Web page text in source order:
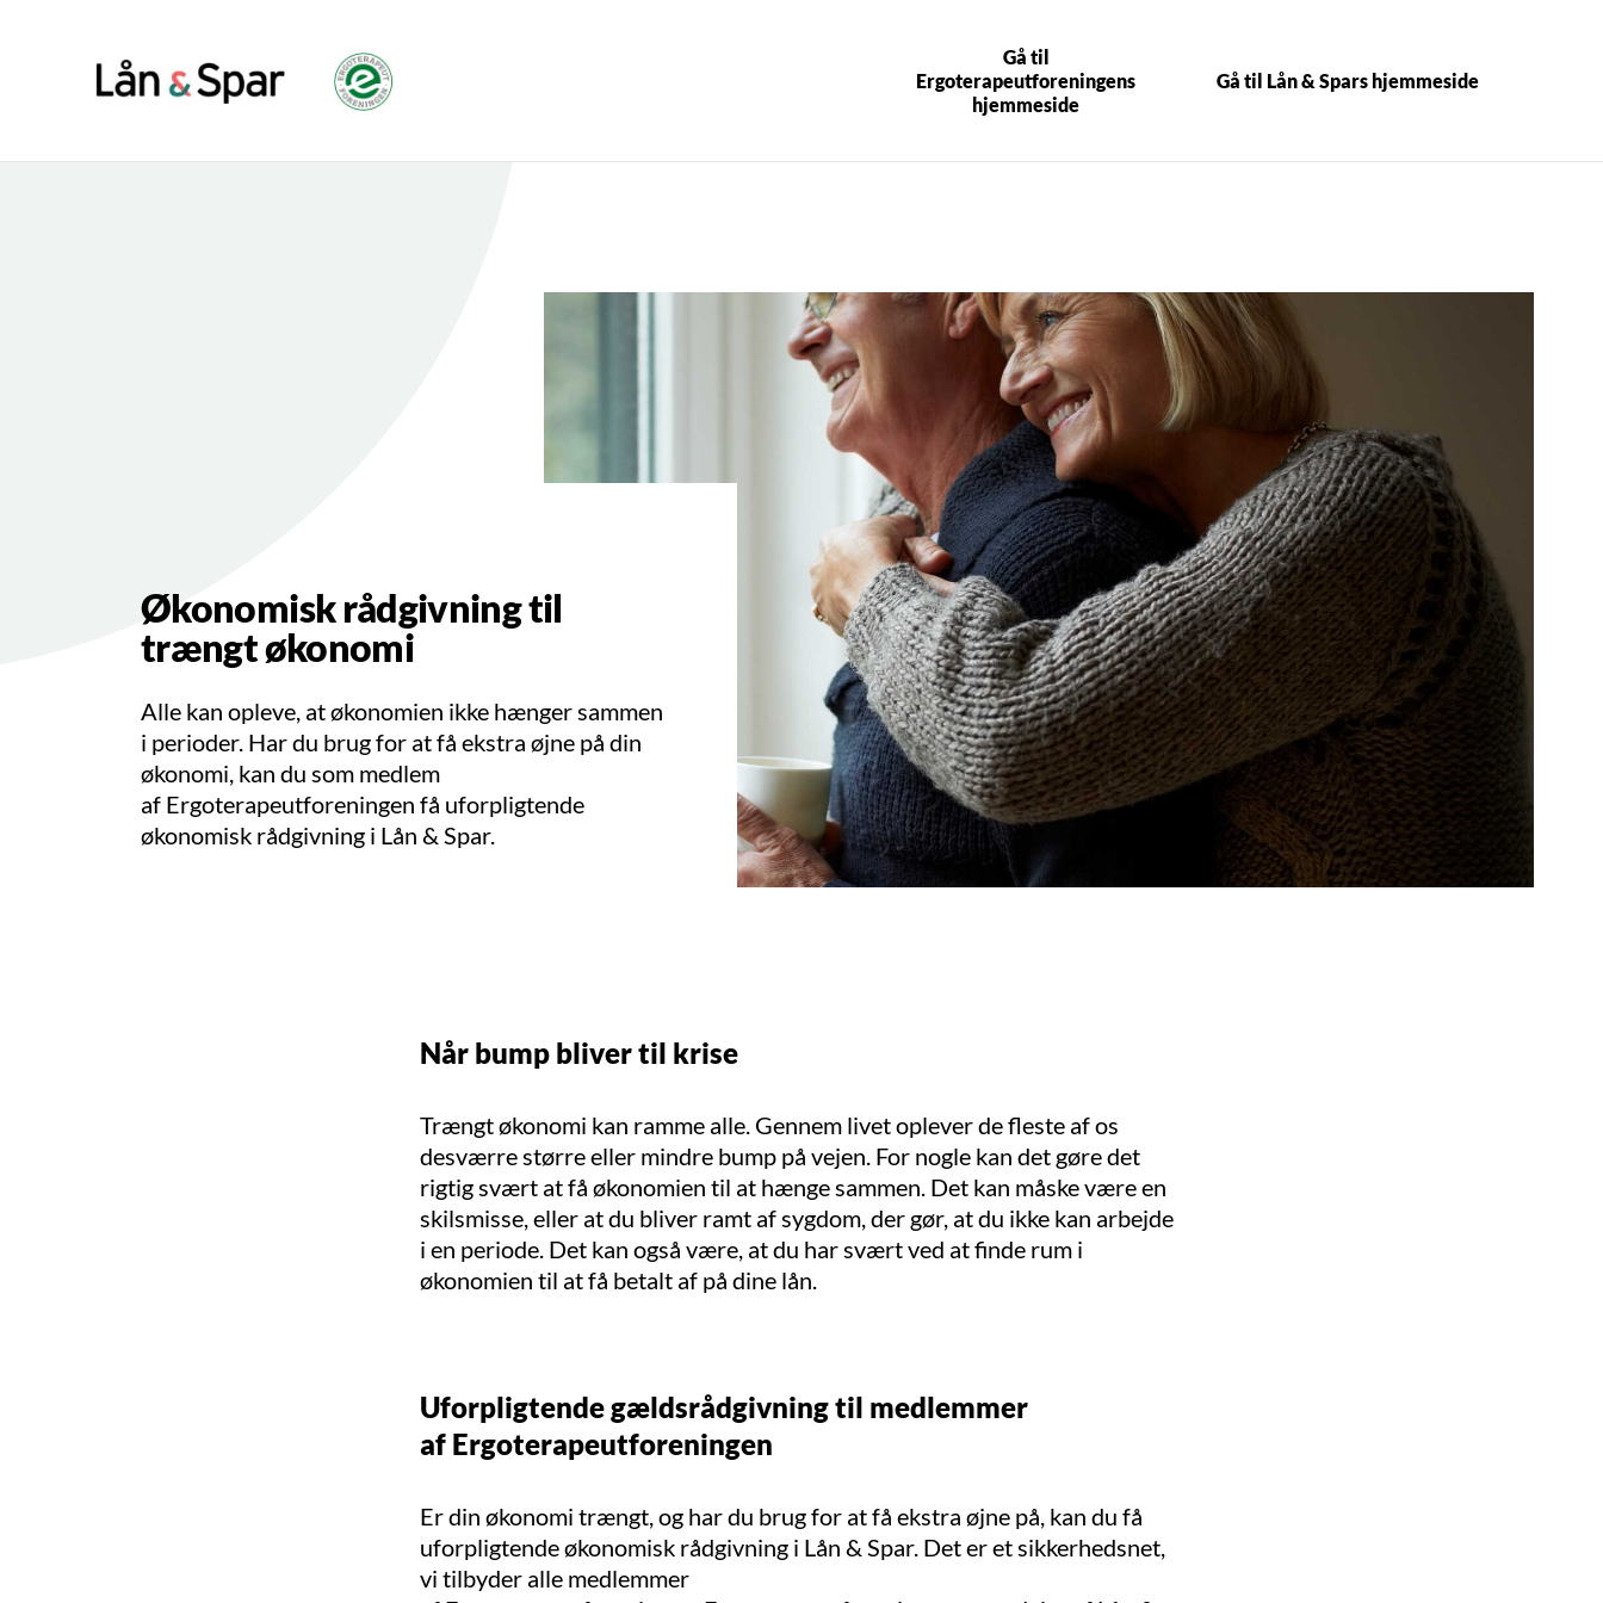
Gå til
Ergoterapeutforeningens
hjemmeside
Gå til Lån & Spars hjemmeside
Økonomisk rådgivning til
trængt økonomi
Alle kan opleve, at økonomien ikke hænger sammen
i perioder. Har du brug for at få ekstra øjne på din
økonomi, kan du som medlem
af Ergoterapeutforeningen få uforpligtende
økonomisk rådgivning i Lån & Spar.
Når bump bliver til krise
Trængt økonomi kan ramme alle. Gennem livet oplever de fleste af os
desværre større eller mindre bump på vejen. For nogle kan det gøre det
rigtig svært at få økonomien til at hænge sammen. Det kan måske være en
skilsmisse, eller at du bliver ramt af sygdom, der gør, at du ikke kan arbejde
i en periode. Det kan også være, at du har svært ved at finde rum i
økonomien til at få betalt af på dine lån.
Uforpligtende gældsrådgivning til medlemmer
af Ergoterapeutforeningen
Er din økonomi trængt, og har du brug for at få ekstra øjne på, kan du få
uforpligtende økonomisk rådgivning i Lån & Spar. Det er et sikkerhedsnet,
vi tilbyder alle medlemmer